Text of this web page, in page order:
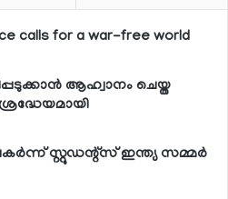
calls for a war-free world
ആഹ്വാനം ചെയ്ത
സ്റ്റുഡന്റ്‌സ് ഇന്ത്യ സമ്മര്‍